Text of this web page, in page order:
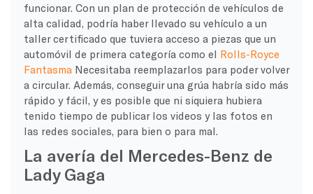
funcionar. Con un plan de protección de vehículos de
alta calidad, podría haber llevado su vehículo a un
taller certificado que tuviera acceso a piezas que un
automóvil de primera categoría como el Rolls-Royce
Fantasma Necesitaba reemplazarlos para poder volver
a circular. Además, conseguir una grúa habría sido más
rápido y fácil, y es posible que ni siquiera hubiera
tenido tiempo de publicar los videos y las fotos en
las redes sociales, para bien o para mal.
La avería del Mercedes-Benz de
Lady Gaga